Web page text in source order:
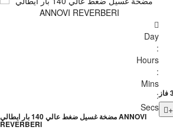
Day
:
Hours
:
Mins
:
Secs
مضخة غسيل ضغط عالي 140 بار ايطالي ANNOVI
REVERBERI